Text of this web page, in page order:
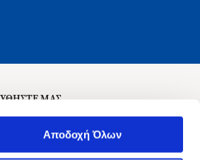
Αποδοχή Όλων
ΜΑΣ